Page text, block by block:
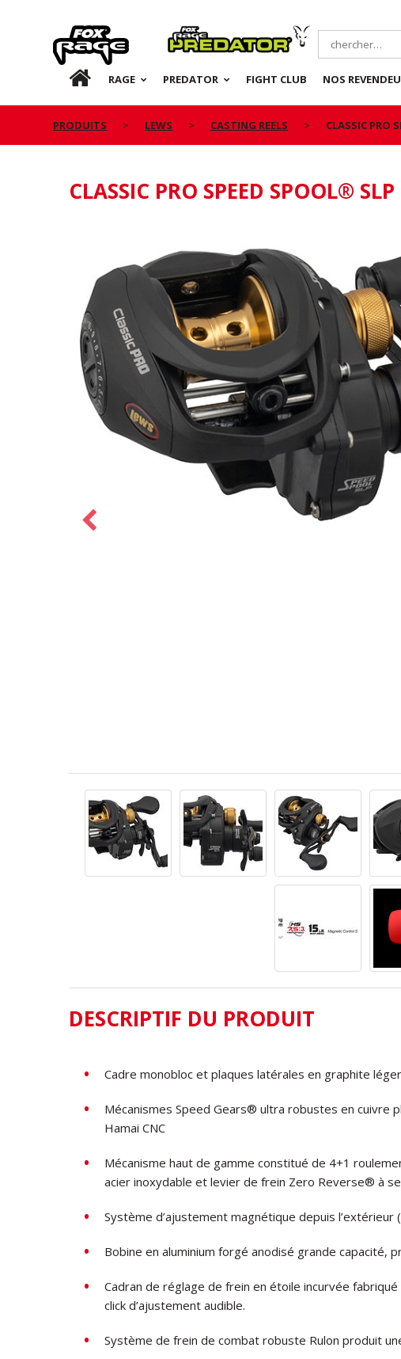
Rage Predator
FR RAGE PREDATOR FIGHT CLUB NOS
PRODUITS LEWS CASTING REELS CLASSIC PRO
CLASSIC PRO SPEED SPOOL®
DESCRIPTIF DU PRODUIT
Cadre monobloc et plaques latérales en graphite
Mécanismes Speed Gears® ultra robustes en cuivre
Hamai CNC
Mécanisme haut de gamme constitué de 4+1
acier inoxydable et levier de frein Zero Reverse® à
Système d’ajustement magnétique depuis l’extérieur
Bobine en aluminium forgé anodisé grande capacité,
Cadran de réglage de frein en étoile incurvée
click d’ajustement audible.
Système de frein de combat robuste Rulon produit